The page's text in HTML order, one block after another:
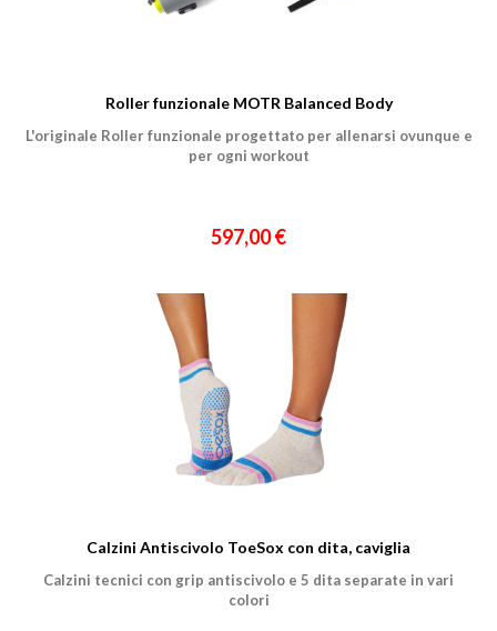
Roller funzionale MOTR Balanced Body
L'originale Roller funzionale progettato per allenarsi ovunque e
per ogni workout
597,00 €
Calzini Antiscivolo ToeSox con dita, caviglia
Calzini tecnici con grip antiscivolo e 5 dita separate in vari
colori